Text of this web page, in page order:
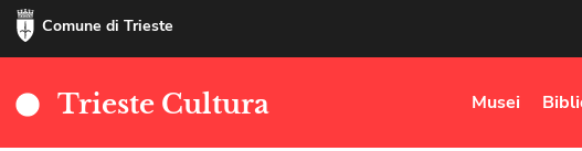
Comune di Trieste
Trieste Cultura Musei